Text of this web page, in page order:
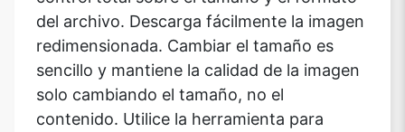
del archivo. Descarga fácilmente la imagen
redimensionada. Cambiar el tamaño es
sencillo y mantiene la calidad de la imagen
solo cambiando el tamaño, no el
contenido. Utilice la herramienta para